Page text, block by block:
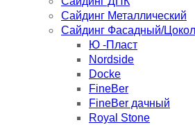
Сайдинг Металлический
Сайдинг Фасадный/
Ю -Пласт
Nordside
Docke
FineBer
FineBer дачный
Royal Stone